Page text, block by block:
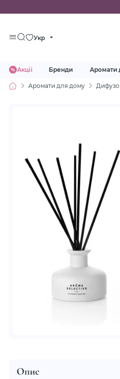
Укр
Акції Бренди Аромати
Аромати для дому
Опис